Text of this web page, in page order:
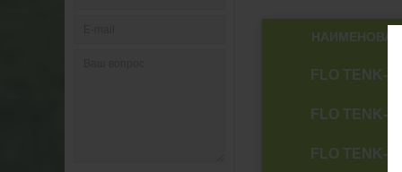
FLO TENK-
FLO TENK-
FLO TENK-